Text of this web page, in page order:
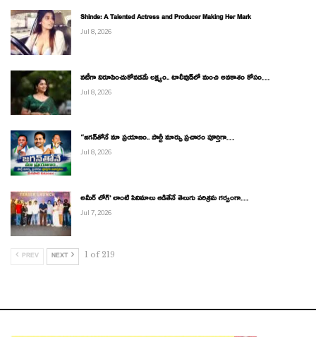
Shinde: A Talented Actress and Producer Making Her Mark
Jul 8, 2026
నటీగా నిరూపించుకోవడమే లక్ష్యం.. టాలీవుడ్‌లో మంచి అవకాశం కోసం…
Jul 8, 2026
“జగన్‌తోనే మా ప్రయాణం.. పార్టీ మార్పు ప్రచారం పూర్తిగా…
Jul 8, 2026
అమీర్ లోగ్’ లాంటి సినిమాలు ఆడితేనే తెలుగు పరిశ్రమ గర్వంగా…
Jul 7, 2026
PREV NEXT 1 of 219